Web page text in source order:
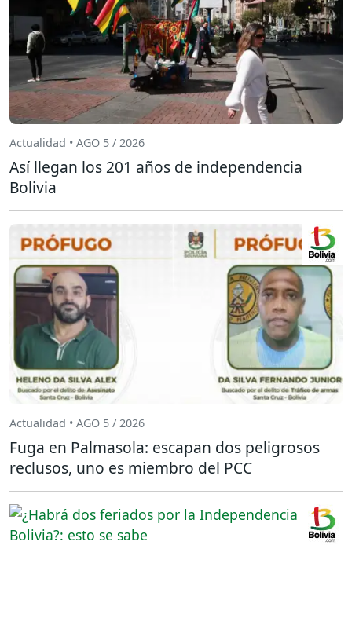
Actualidad • AGO 5 / 2026
Así llegan los 201 años de independencia
Bolivia
Actualidad • AGO 5 / 2026
Fuga en Palmasola: escapan dos peligrosos
reclusos, uno es miembro del PCC